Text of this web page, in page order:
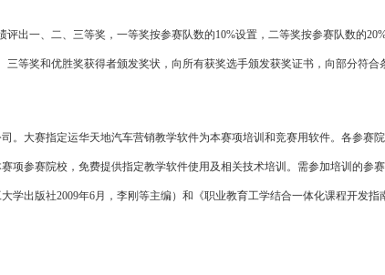
一、二、三等奖，一等奖按参赛队数的10%设置，二等奖按参赛队数的20%
奖和优胜奖获得者颁发奖状，向所有获奖选手颁发获奖证书，向部分符合
。大赛指定运华天地汽车营销教学软件为本赛项培训和竞赛用软件。各参赛
项参赛院校，免费提供指定教学软件使用及相关技术培训。需参加培训的参
学出版社2009年6月，李刚等主编）和《职业教育工学结合一体化课程开发